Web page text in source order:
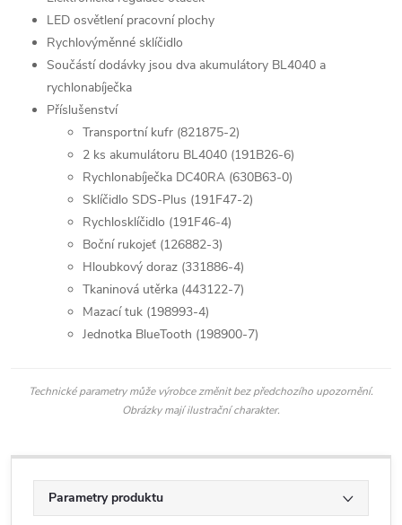
LED osvětlení pracovní plochy
Rychlovýměnné sklíčidlo
Součástí dodávky jsou dva akumulátory BL4040 a
rychlonabíječka
Příslušenství
Transportní kufr (821875-2)
2 ks akumulátoru BL4040 (191B26-6)
Rychlonabíječka DC40RA (630B63-0)
Sklíčidlo SDS-Plus (191F47-2)
Rychlosklíčidlo (191F46-4)
Boční rukojeť (126882-3)
Hloubkový doraz (331886-4)
Tkaninová utěrka (443122-7)
Mazací tuk (198993-4)
Jednotka BlueTooth (198900-7)
Technické parametry může výrobce změnit bez předchozího upozornění.
Obrázky mají ilustrační charakter.
Parametry produktu